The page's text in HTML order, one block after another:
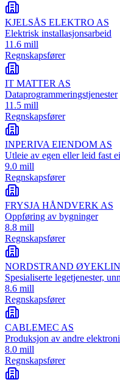
KJELSÅS ELEKTRO AS
Elektrisk installasjonsarbeid
11.6 mill
Regnskapsfører
IT MATTER AS
Dataprogrammeringstjenester
11.5 mill
Regnskapsfører
INPERIVA EIENDOM AS
Utleie av egen eller leid fast
9.0 mill
Regnskapsfører
FRYSJA HÅNDVERK AS
Oppføring av bygninger
8.8 mill
Regnskapsfører
NORDSTRAND
Spesialiserte legetjenester,
8.6 mill
Regnskapsfører
CABLEMEC AS
Produksjon av andre
8.0 mill
Regnskapsfører